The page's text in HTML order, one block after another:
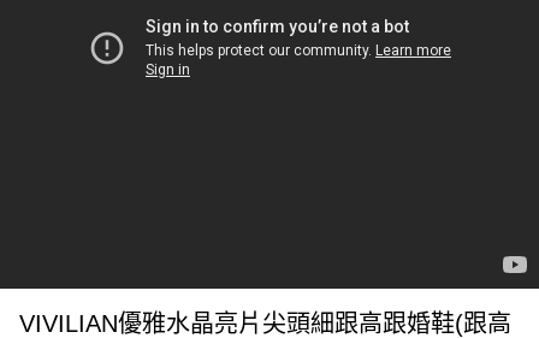
VIVILIAN優雅水晶亮片尖頭細跟高跟婚鞋(跟高